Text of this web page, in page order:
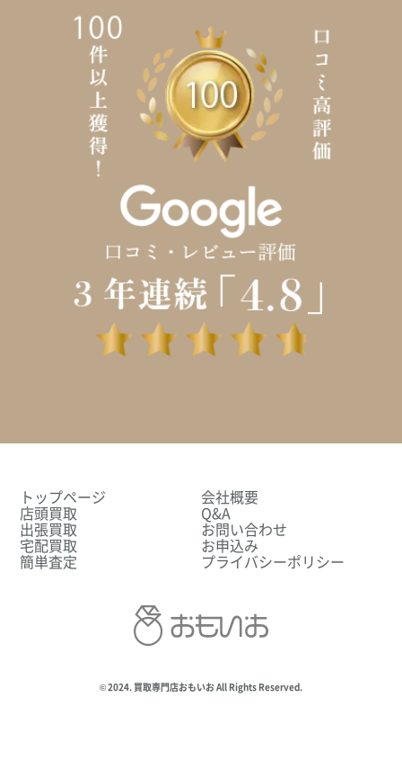
トップページ
店頭買取
出張買取
宅配買取
簡単査定
会社概要
Q&A
お問い合わせ
お申込み
プライバシーポリシー
© 2024. 買取専門店おもいお All Rights Reserved.